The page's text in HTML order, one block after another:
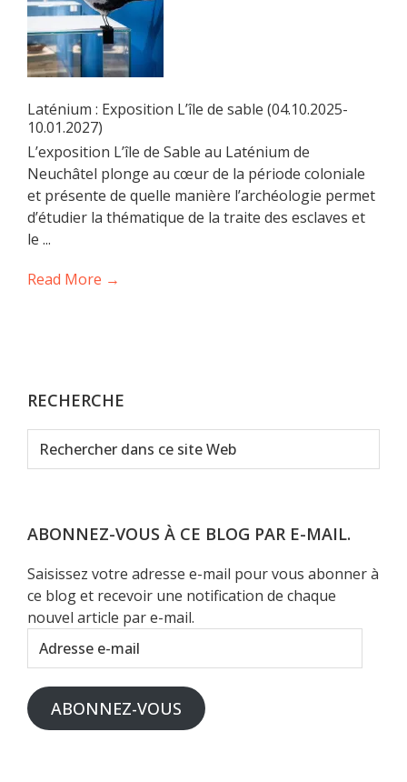
Laténium : Exposition L’île de sable (04.10.2025-
10.01.2027)
L’exposition L’île de Sable au Laténium de
Neuchâtel plonge au cœur de la période coloniale
et présente de quelle manière l’archéologie permet
d’étudier la thématique de la traite des esclaves et
le ...
Read More →
RECHERCHE
Rechercher
dans
Web
ABONNEZ-VOUS À CE BLOG PAR E-MAIL.
Saisissez votre adresse e-mail pour vous abonner à
ce blog et recevoir une notification de chaque
nouvel article par e-mail.
Adresse
e-
mail
ABONNEZ-VOUS